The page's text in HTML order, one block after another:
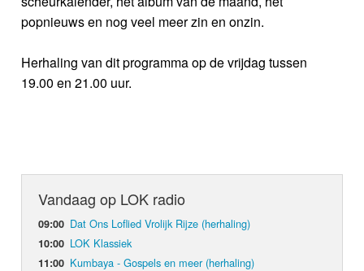
popnieuws en nog veel meer zin en onzin.
Herhaling van dit programma op de vrijdag tussen
19.00 en 21.00 uur.
Vandaag op LOK radio
09:00 Dat Ons Loflied Vrolijk Rijze (herhaling)
10:00 LOK Klassiek
11:00 Kumbaya - Gospels en meer (herhaling)